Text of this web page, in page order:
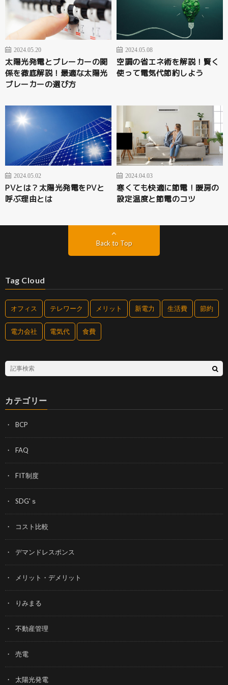
2024.05.20
太陽光発電とブレーカーの関
係を徹底解説！最適な太陽光
ブレーカーの選び方
2024.05.08
空調の省エネ術を解説！賢く
使って電気代節約しよう
2024.05.02
PVとは？太陽光発電をPVと
呼ぶ理由とは
2024.04.03
寒くても快適に節電！暖房の
設定温度と節電のコツ
Back to Top
Tag Cloud
オフィス テレワーク メリット 新電力 生活費 節約
電力会社 電気代 食費
カテゴリー
BCP
FAQ
FIT制度
SDG'ｓ
コスト比較
デマンドレスポンス
メリット・デメリット
りみまる
不動産管理
売電
太陽光発電